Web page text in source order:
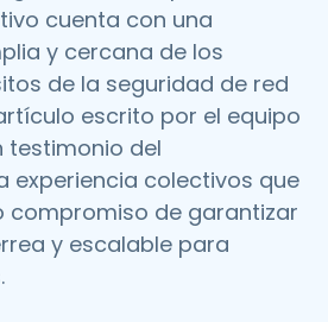
cuenta con una
y cercana de los
de la seguridad de red
escrito por el equipo
testimonio del
experiencia colectivos que
compromiso de garantizar
y escalable para